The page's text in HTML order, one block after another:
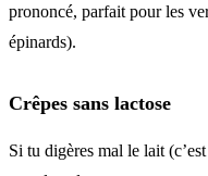
prononcé, parfait pour les
épinards).
Crêpes sans lactose
Si tu digères mal le lait